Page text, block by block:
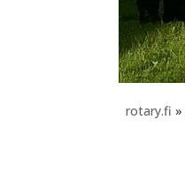
rotary.fi »